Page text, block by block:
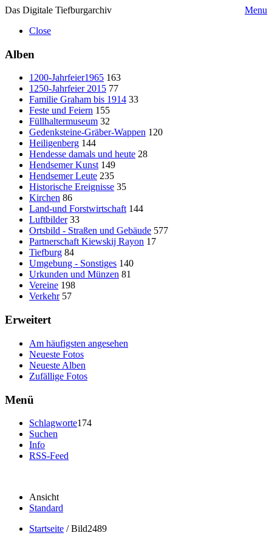
Das Digitale Tiefburgarchiv
Menu
Close
Alben
1200-Jahrfeier1965 163
1250-Jahrfeier 2015 77
Familie Graham bis 1914 33
Feste und Feiern 155
Füllhaltermuseum 32
Gedenksteine-Gräber-Wappen 120
Heiligenberg 144
Hendesse damals und heute 28
Hendsemer Kunst 149
Hendsemer Leute 235
Historische Ereignisse 35
Kirchen 86
Land-und Forstwirtschaft 144
Luftbilder 33
Ortsbild - Straßen und Gebäude 577
Partnerschaft Kiewskij Rayon 17
Tiefburg 84
Umgebung - Sonstiges 140
Urkunden und Münzen 81
Vereine 198
Verkehr 57
Erweitert
Am häufigsten angesehen
Neueste Fotos
Neueste Alben
Zufällige Fotos
Menü
Schlagworte174
Suchen
Info
RSS-Feed
Ansicht
Standard
Startseite /Bild2489